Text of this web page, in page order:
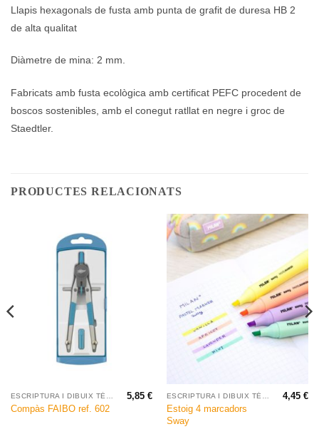
Llapis hexagonals de fusta amb punta de grafit de duresa HB 2
de alta qualitat
Diàmetre de mina: 2 mm.
Fabricats amb fusta ecològica amb certificat PEFC procedent de
boscos sostenibles, amb el conegut ratllat en negre i groc de
Staedtler.
PRODUCTES RELACIONATS
Compàs FAIBO ref. 602
5,85€
Estoig 4 marcadors
Sway
4,45€